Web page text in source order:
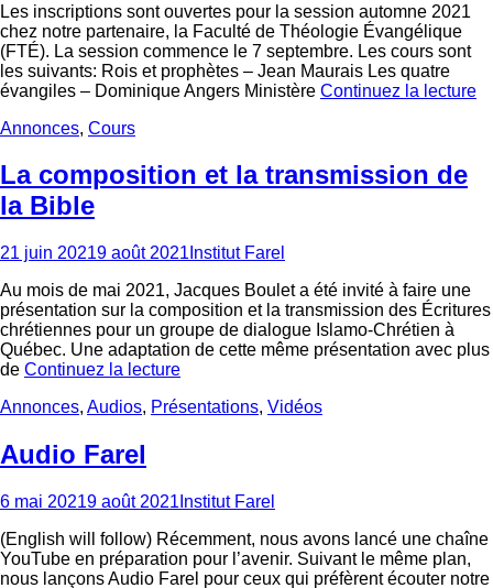
Les inscriptions sont ouvertes pour la session automne 2021
chez notre partenaire, la Faculté de Théologie Évangélique
(FTÉ). La session commence le 7 septembre. Les cours sont
les suivants: Rois et prophètes – Jean Maurais Les quatre
évangiles – Dominique Angers Ministère Continuez la lecture
Categories
Annonces, Cours
La composition et la transmission de
la Bible
Posted
21 juin 20219 août 2021Author
Institut Farel
Au mois de mai 2021, Jacques Boulet a été invité à faire une
présentation sur la composition et la transmission des Écritures
chrétiennes pour un groupe de dialogue Islamo-Chrétien à
Québec. Une adaptation de cette même présentation avec plus
de Continuez la lecture
Categories
Annonces, Audios, Présentations, Vidéos
Audio Farel
Posted
6 mai 20219 août 2021Author
Institut Farel
(English will follow) Récemment, nous avons lancé une chaîne
YouTube en préparation pour l’avenir. Suivant le même plan,
nous lançons Audio Farel pour ceux qui préfèrent écouter notre